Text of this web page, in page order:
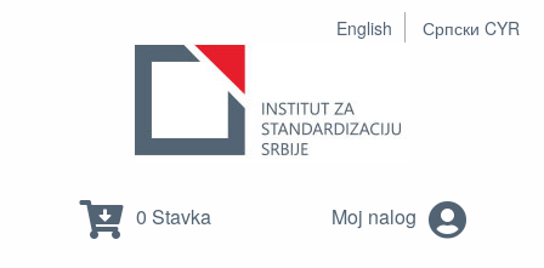
English Српски CYR
0 Stavka Moj nalog